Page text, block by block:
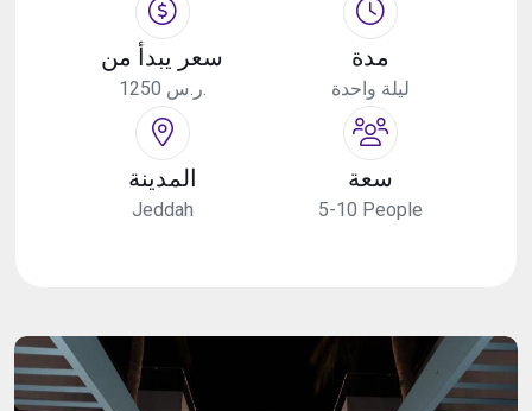
سعر يبدأ من
1250 ر.س.
مدة
ليلة واحدة
المدينة
Jeddah
سعة
5-10 People